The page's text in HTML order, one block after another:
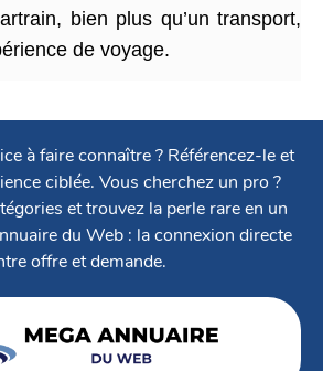
bien plus qu’un transport,
de voyage.
à faire connaître ? Référencez-le et
ciblée. Vous cherchez un pro ?
et trouvez la perle rare en un
du Web : la connexion directe
offre et demande.